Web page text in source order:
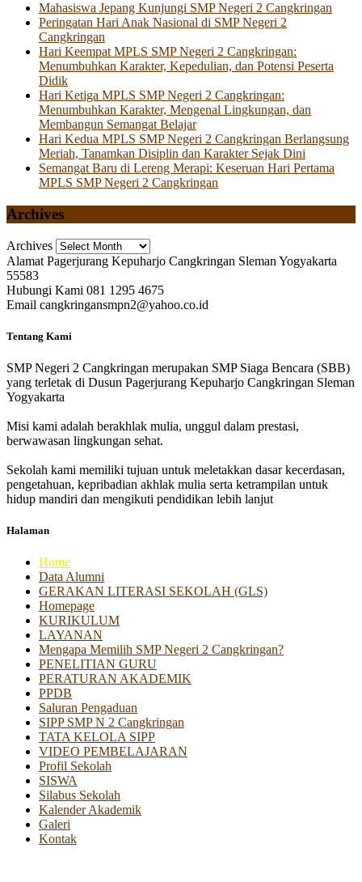
Mahasiswa Jepang Kunjungi SMP Negeri 2 Cangkringan
Peringatan Hari Anak Nasional di SMP Negeri 2
Cangkringan
Hari Keempat MPLS SMP Negeri 2 Cangkringan:
Menumbuhkan Karakter, Kepedulian, dan Potensi Peserta
Didik
Hari Ketiga MPLS SMP Negeri 2 Cangkringan:
Menumbuhkan Karakter, Mengenal Lingkungan, dan
Membangun Semangat Belajar
Hari Kedua MPLS SMP Negeri 2 Cangkringan Berlangsung
Meriah, Tanamkan Disiplin dan Karakter Sejak Dini
Semangat Baru di Lereng Merapi: Keseruan Hari Pertama
MPLS SMP Negeri 2 Cangkringan
Archives
Archives
Alamat Pagerjurang Kepuharjo Cangkringan Sleman Yogyakarta
55583
Hubungi Kami 081 1295 4675
Email cangkringansmpn2@yahoo.co.id
Tentang Kami
SMP Negeri 2 Cangkringan merupakan SMP Siaga Bencara (SBB)
yang terletak di Dusun Pagerjurang Kepuharjo Cangkringan Sleman
Yogyakarta
Misi kami adalah berakhlak mulia, unggul dalam prestasi,
berwawasan lingkungan sehat.
Sekolah kami memiliki tujuan untuk meletakkan dasar kecerdasan,
pengetahuan, kepribadian akhlak mulia serta ketrampilan untuk
hidup mandiri dan mengikuti pendidikan lebih lanjut
Halaman
Home
Data Alumni
GERAKAN LITERASI SEKOLAH (GLS)
Homepage
KURIKULUM
LAYANAN
Mengapa Memilih SMP Negeri 2 Cangkringan?
PENELITIAN GURU
PERATURAN AKADEMIK
PPDB
Saluran Pengaduan
SIPP SMP N 2 Cangkringan
TATA KELOLA SIPP
VIDEO PEMBELAJARAN
Profil Sekolah
SISWA
Silabus Sekolah
Kalender Akademik
Galeri
Kontak